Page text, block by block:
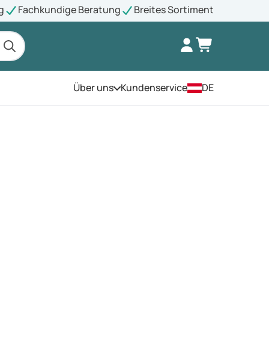
Fachkundige Beratung Breites Sortiment
Über unsÖffnen Sie das Menü
Kundenservice DE